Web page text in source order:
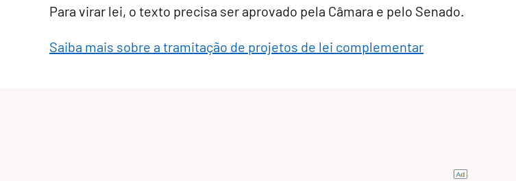
Para virar lei, o texto precisa ser aprovado pela Câmara e pelo Senado.
Saiba mais sobre a tramitação de projetos de lei complementar